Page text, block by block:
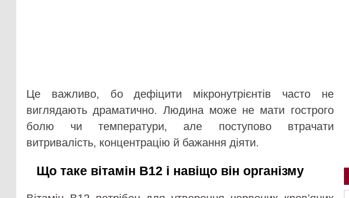
Це важливо, бо дефіцити мікронутрієнтів часто не
виглядають драматично. Людина може не мати гострого
болю чи температури, але поступово втрачати
витривалість, концентрацію й бажання діяти.
Що таке вітамін B12 і навіщо він організму